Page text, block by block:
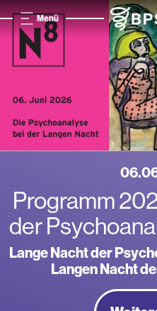
Menü
Programm
der
Lange Nacht der
Langen Nacht